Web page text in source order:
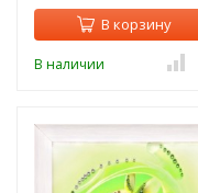
В корзину
В наличии